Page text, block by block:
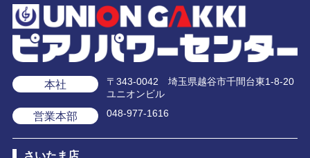
本社
〒343-0042 埼玉県越谷市千間台東1-8-20
ユニオンビル
営業本部 048-977-1616
さいたま店